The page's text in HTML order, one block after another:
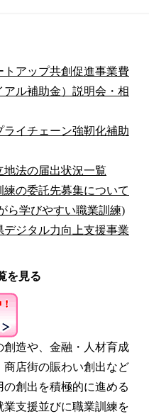
トアップ共創促進事業費
ル補助金）説明会・相
ライチェーン強靭化補助
地法の届出状況一覧
練の委託先募集について
ら学びやすい職業訓練)
デジタル力向上支援事業
ル力向上支援事業費補助
業の魅力発見ツアー
スタートアップ共創促進
国人雇用の重要ポイン
造業パワーアップ事業
を見る
造や、金融・人材育成
店街の賑わい創出など
創出を積極的に進める
支援並びに職業訓練を